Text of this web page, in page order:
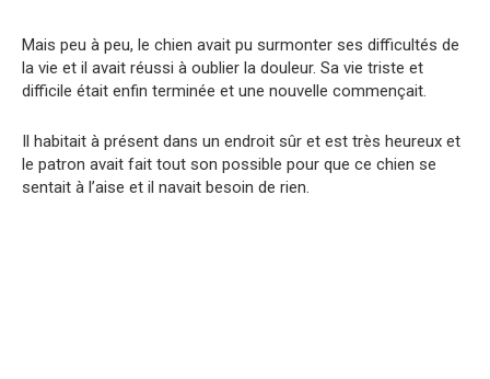
Mais peu à peu, le chien avait pu surmonter ses difficultés de
la vie et il avait réussi à oublier la douleur. Sa vie triste et
difficile était enfin terminée et une nouvelle commençait.
Il habitait à présent dans un endroit sûr et est très heureux et
le patron avait fait tout son possible pour que ce chien se
sentait à l’aise et il navait besoin de rien.